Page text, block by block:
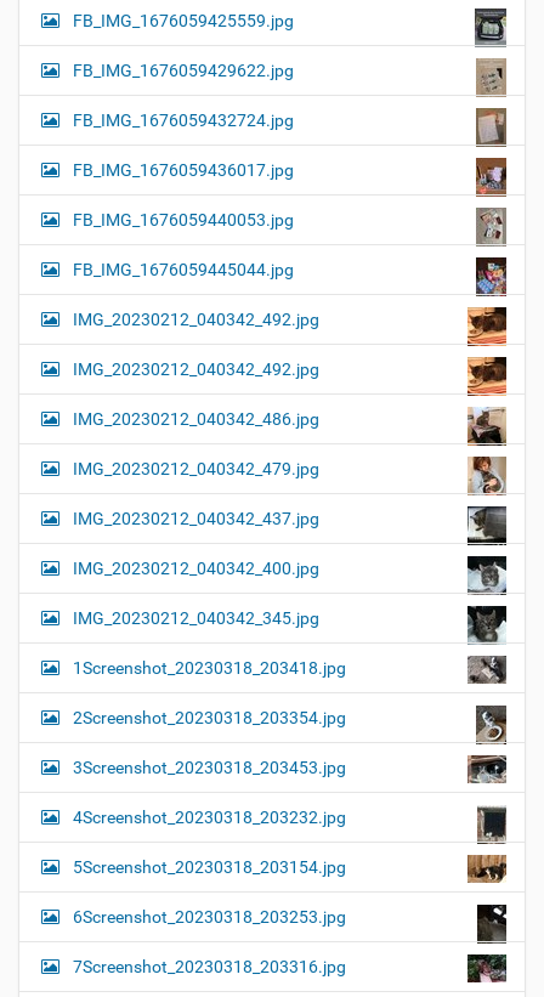
FB_IMG_1676059425559.jpg
FB_IMG_1676059429622.jpg
FB_IMG_1676059432724.jpg
FB_IMG_1676059436017.jpg
FB_IMG_1676059440053.jpg
FB_IMG_1676059445044.jpg
IMG_20230212_040342_492.jpg
IMG_20230212_040342_492.jpg
IMG_20230212_040342_486.jpg
IMG_20230212_040342_479.jpg
IMG_20230212_040342_437.jpg
IMG_20230212_040342_400.jpg
IMG_20230212_040342_345.jpg
1Screenshot_20230318_203418.jpg
2Screenshot_20230318_203354.jpg
3Screenshot_20230318_203453.jpg
4Screenshot_20230318_203232.jpg
5Screenshot_20230318_203154.jpg
6Screenshot_20230318_203253.jpg
7Screenshot_20230318_203316.jpg